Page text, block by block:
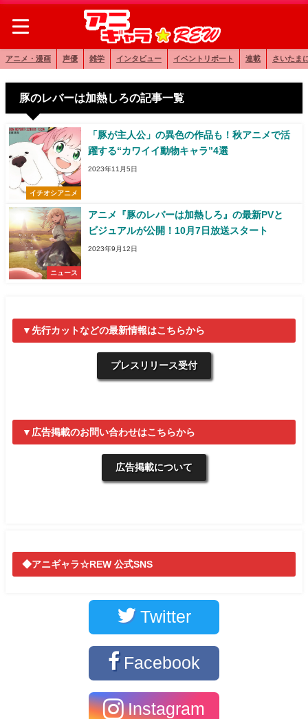
アニメ・漫画 声優 雑学 インタビュー イベントリポート 連載 さいたま
豚のレバーは加熱しろの記事一覧
イチオシアニメ
「豚が主人公」の異色の作品も！秋アニメで活
躍する“カワイイ動物キャラ”4選
2023年11月5日
ニュース
アニメ『豚のレバーは加熱しろ』の最新PVと
ビジュアルが公開！10月7日放送スタート
2023年9月12日
▼先行カットなどの最新情報はこちらから
プレスリリース受付
▼広告掲載のお問い合わせはこちらから
広告掲載について
◆アニギャラ☆REW 公式SNS
Twitter
Facebook
Instagram